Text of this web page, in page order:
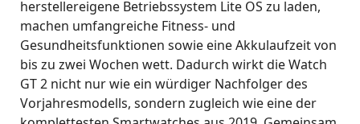
herstellereigene Betriebssystem Lite OS zu laden,
machen umfangreiche Fitness- und
Gesundheitsfunktionen sowie eine Akkulaufzeit von
bis zu zwei Wochen wett. Dadurch wirkt die Watch
GT 2 nicht nur wie ein würdiger Nachfolger des
Vorjahresmodells, sondern zugleich wie eine der